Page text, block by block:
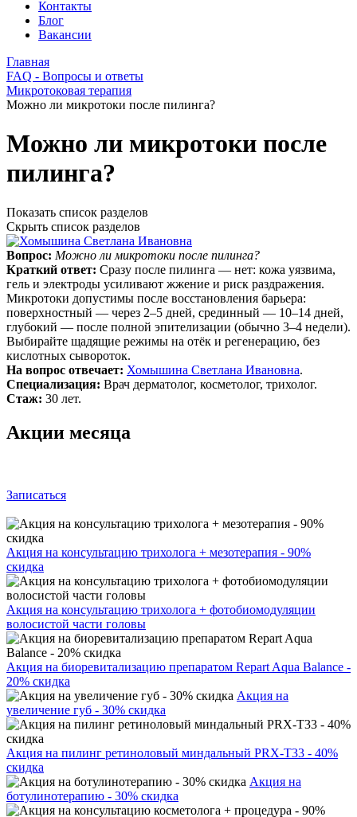
Контакты
Блог
Вакансии
Главная
FAQ - Вопросы и ответы
Микротоковая терапия
Можно ли микротоки после пилинга?
Можно ли микротоки после
пилинга?
Показать список разделов
Скрыть список разделов
Вопрос: Можно ли микротоки после пилинга?
Краткий ответ: Сразу после пилинга — нет: кожа уязвима,
гель и электроды усиливают жжение и риск раздражения.
Микротоки допустимы после восстановления барьера:
поверхностный — через 2–5 дней, срединный — 10–14 дней,
глубокий — после полной эпителизации (обычно 3–4 недели).
Выбирайте щадящие режимы на отёк и регенерацию, без
кислотных сывороток.
На вопрос отвечает: Хомышина Светлана Ивановна.
Специализация: Врач дерматолог, косметолог, трихолог.
Стаж: 30 лет.
Акции месяца
Записаться
Акция на консультацию трихолога + мезотерапия - 90%
скидка
Акция на консультацию трихолога + фотобиомодуляции
волосистой части головы
Акция на биоревитализацию препаратом Repart Aqua Balance -
20% скидка
Акция на
увеличение губ - 30% скидка
Акция на пилинг ретиноловый миндальный PRX-T33 - 40%
скидка
Акция на
ботулинотерапию - 30% скидка